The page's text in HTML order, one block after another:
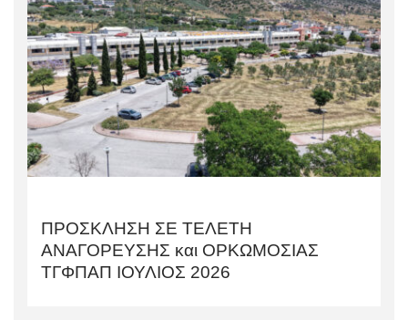
ΠΡΟΣΚΛΗΣΗ ΣΕ ΤΕΛΕΤΗ
AΝΑΓΟΡΕΥΣΗΣ και ΟΡΚΩΜΟΣΙΑΣ
TΓΦΠΑΠ ΙΟΥΛΙΟΣ 2026